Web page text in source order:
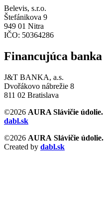
Belevis, s.r.o.
Štefánikova 9
949 01 Nitra
IČO: 50364286
Financujúca banka
J&T BANKA, a.s.
Dvořákovo nábrežie 8
811 02 Bratislava
©2026 AURA Slávičie údolie.
dabl.sk
©2026 AURA Slávičie údolie.
Created by dabl.sk